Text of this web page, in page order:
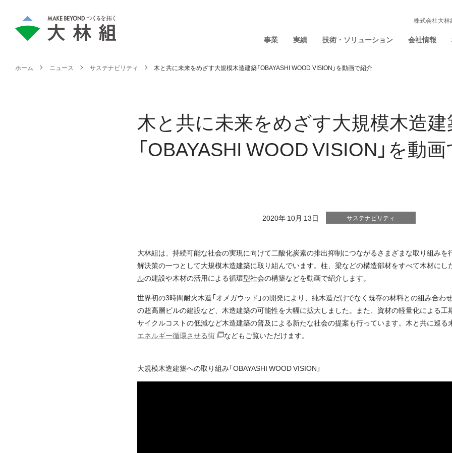
事業 実績 技術・ソリューション 会社情報
株式会社大林
ホーム ニュース サステナビリティ 木と共に未来をめざす大規模木造建築「OBAYASHI WOOD VISION」を動画で紹介
木と共に未来をめざす大規模木造建
「OBAYASHI WOOD VISION」を動
2020年 10月 13日 サステナビリティ
大林組は、持続可能な社会の実現に向けて二酸化炭素の排出抑制につながるさまざまな取り組みを
解決策の一つとして大規模木造建築に取り組んでいます。柱、梁などの構造部材をすべて木材にし
ルの建設や木材の活用による循環型社会の構築などを動画で紹介します。
世界初の3時間耐火木造「オメガウッド」の開発により、純木造だけでなく既存の材料との組み合わ
の超高層ビルの建設など、木造建築の可能性を大幅に拡大しました。また、資材の軽量化による工
サイクルコストの低減など木造建築の普及による新たな社会の提案も行っています。木と共に巡る
エネルギー循環させる街
などもご覧いただけます。
大規模木造建築への取り組み「OBAYASHI WOOD VISION」